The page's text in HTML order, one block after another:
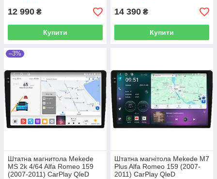
12 990 ₴
Купити
14 390 ₴
Купити
–3%
Штатна магнитола Mekede
MS 2k 4/64 Alfa Romeo 159
(2007-2011) CarPlay QleD
Штатна магнітола Mekede M7
Plus Alfa Romeo 159 (2007-
2011) CarPlay QleD